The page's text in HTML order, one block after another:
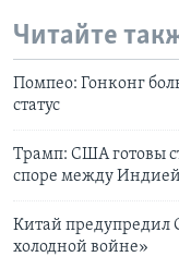
Читайте
Помпео: Гонконг
статус
Трамп: США готовы
споре между
Китай предупредил
холодной войне»